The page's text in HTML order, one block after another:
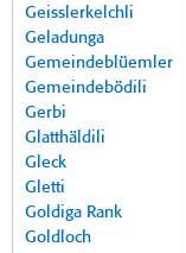
Geisslerkelchli
Geladunga
Gemeindeblüemler
Gemeindebödili
Gerbi
Glatthäldili
Gleck
Gletti
Goldiga Rank
Goldloch